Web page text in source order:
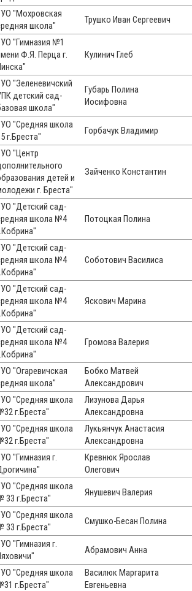
"Мохровская
школа"
Трушко Иван Сергеевич
"Гимназия №1
Ф.Я. Перца г.
Кулинич Глеб
"Зеленевичский
детский сад-
школа"
Губарь Полина
Иосифовна
"Средняя школа
г.Бреста"
Горбачук Владимир
"Центр
детей и
г. Бреста"
Зайченко Константин
"Детский сад-
школа №4
Потоцкая Полина
"Детский сад-
школа №4
Соботович Василиса
"Детский сад-
школа №4
Яскович Марина
"Детский сад-
школа №4
Громова Валерия
"Огаревичская
школа"
Бобко Матвей
Александрович
"Средняя школа
г.Бреста"
Лизунова Дарья
Александровна
"Средняя школа
г.Бреста"
Лукьянчук Анастасия
Александровна
"Гимназия г.
Кревнюк Ярослав
Олегович
"Средняя школа
33 г.Бреста"
Янушевич Валерия
"Средняя школа
33 г.Бреста"
Смушко-Бесан Полина
"Гимназия г.
Абрамович Анна
"Средняя школа
г.Бреста"
Василюк Маргарита
Евгеньевна